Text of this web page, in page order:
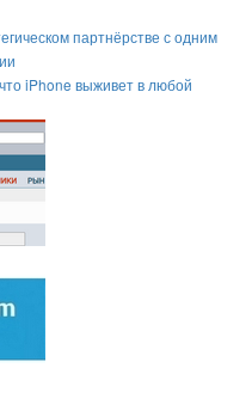
партнёрстве с одним
iPhone выживет в любой